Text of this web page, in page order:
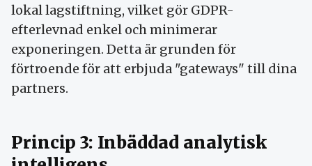
lokal lagstiftning, vilket gör GDPR-
efterlevnad enkel och minimerar
exponeringen. Detta är grunden för
förtroende för att erbjuda "gateways" till dina
partners.
Princip 3: Inbäddad analytisk